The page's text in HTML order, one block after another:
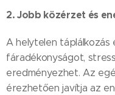
2. Jobb közérzet és
A helytelen táplálkozás
fáradékonyságot,
eredményezhet. Az
érezhetően javítja az